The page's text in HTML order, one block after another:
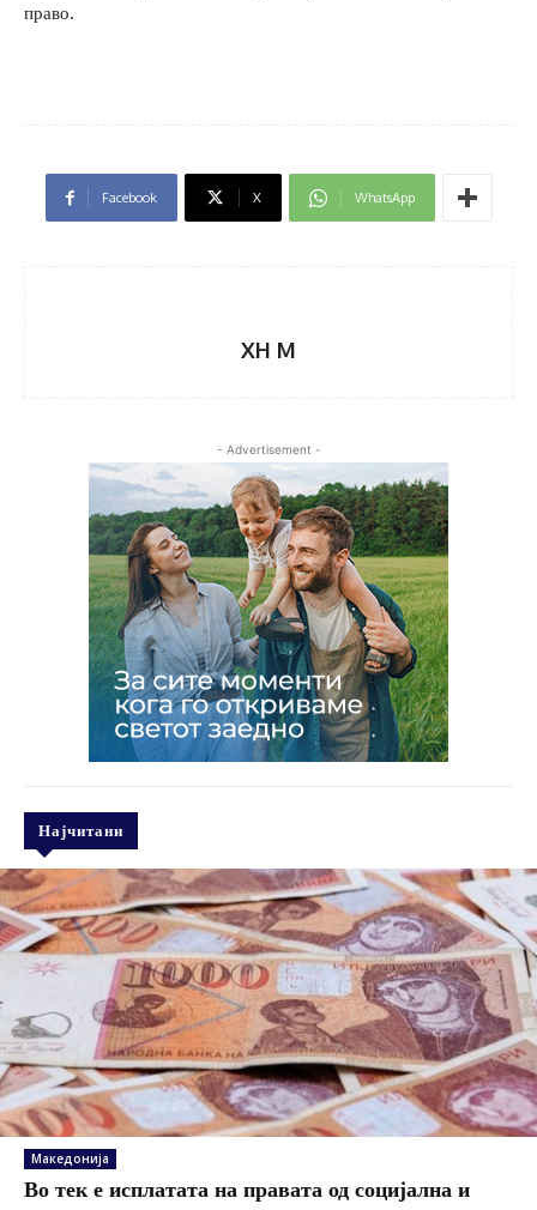
право.
Facebook X WhatsApp
XH M
- Advertisement -
Најчитани
Македонија
Во тек е исплатата на правата од социјална и